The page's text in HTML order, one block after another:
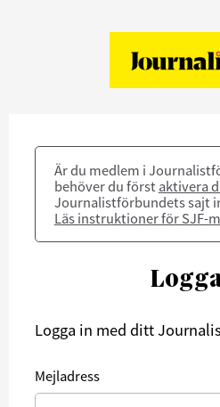
Är du medlem i
behöver du först aktivera
Journalistförbundets sajt
Läs instruktioner för SJF-
Logga in med ditt
Mejladress